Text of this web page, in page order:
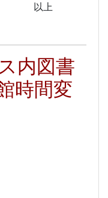
内図書
時間変